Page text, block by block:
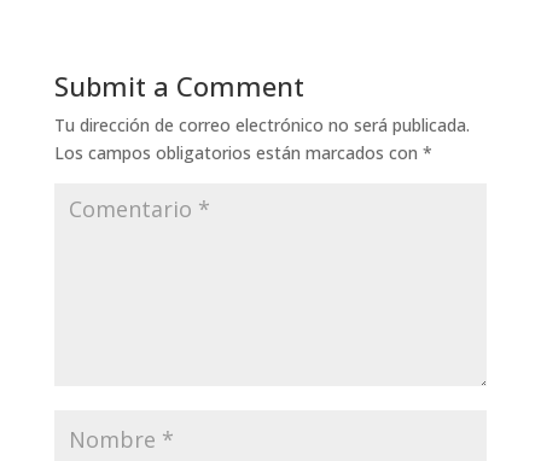
Submit a Comment
Tu dirección de correo electrónico no será publicada.
Los campos obligatorios están marcados con *